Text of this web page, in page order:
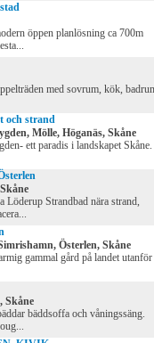
öppen planlösning ca 700m
med sovrum, kök,
och strand
Mölle, Höganäs, Skåne
ett paradis i landskapet Skåne.
Löderup Strandbad nära strand,
Österlen, Skåne
gammal gård på landet utanför
Skåne
bäddsoffa och våningssäng.